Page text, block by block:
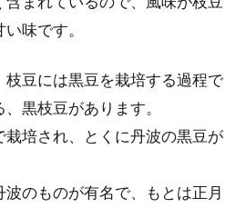
味です。
枝豆には黒豆を栽培する過程で
黒枝豆があります。
培され、とくに丹波の黒豆が
のものが有名で、もとは正月